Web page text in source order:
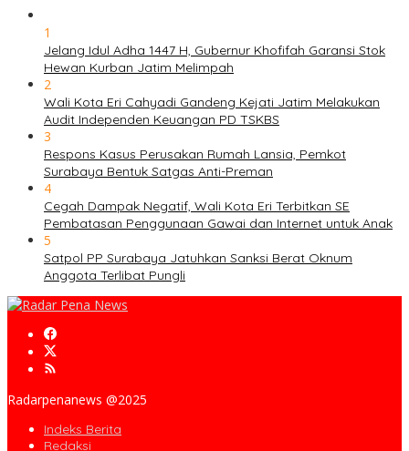
1
Jelang Idul Adha 1447 H, Gubernur Khofifah Garansi Stok
Hewan Kurban Jatim Melimpah
2
Wali Kota Eri Cahyadi Gandeng Kejati Jatim Melakukan
Audit Independen Keuangan PD TSKBS
3
Respons Kasus Perusakan Rumah Lansia, Pemkot
Surabaya Bentuk Satgas Anti-Preman
4
Cegah Dampak Negatif, Wali Kota Eri Terbitkan SE
Pembatasan Penggunaan Gawai dan Internet untuk Anak
5
Satpol PP Surabaya Jatuhkan Sanksi Berat Oknum
Anggota Terlibat Pungli
Radarpenanews @2025
Indeks Berita
Redaksi